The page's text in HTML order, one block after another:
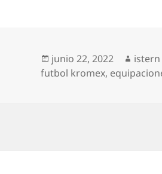
Publicado
el
junio 22, 2022 Autor
istern
futbol kromex,